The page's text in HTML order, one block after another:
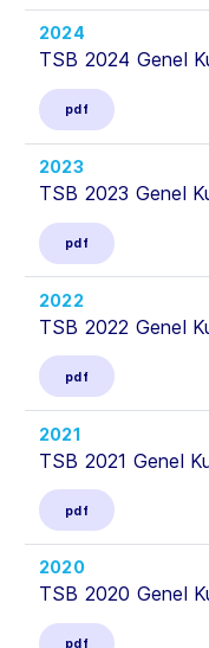
2024
TSB 2024 Genel
pdf
2023
TSB 2023 Genel
pdf
2022
TSB 2022 Genel
pdf
2021
TSB 2021 Genel
pdf
2020
TSB 2020 Genel
pdf